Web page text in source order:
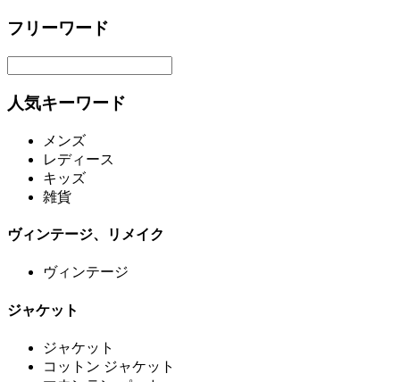
フリーワード
人気キーワード
メンズ
レディース
キッズ
雑貨
ヴィンテージ、リメイク
ヴィンテージ
ジャケット
ジャケット
コットン ジャケット